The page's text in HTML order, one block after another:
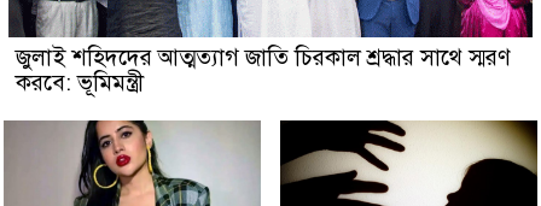
জুলাই শহিদদের আত্মত্যাগ জাতি চিরকাল শ্রদ্ধার সাথে স্মরণ
করবে: ভূমিমন্ত্রী